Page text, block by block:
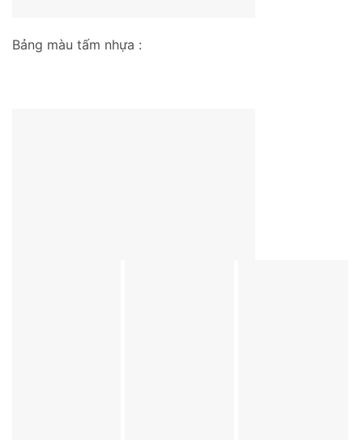
Bảng màu tấm nhựa :